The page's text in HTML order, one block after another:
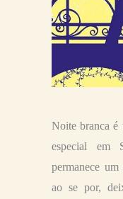
Noite branca é
especial em
permanece
ao se por,